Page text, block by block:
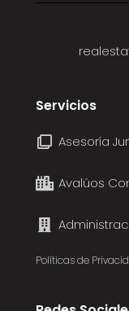
Servicios
Asesoría
Avalúos
Políticas de